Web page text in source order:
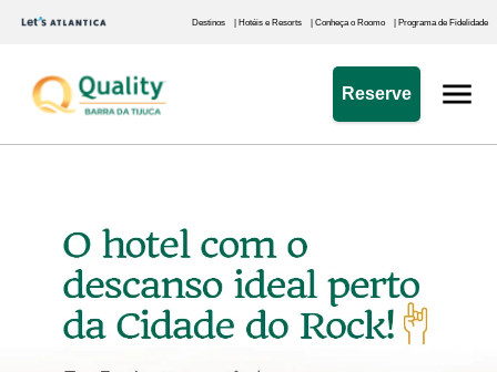
Destinos | Hotéis e Resorts | Conheça o Roomo | Programa de Fidelidade
Reserve